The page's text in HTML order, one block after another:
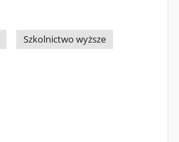
Szkolnictwo wyższe